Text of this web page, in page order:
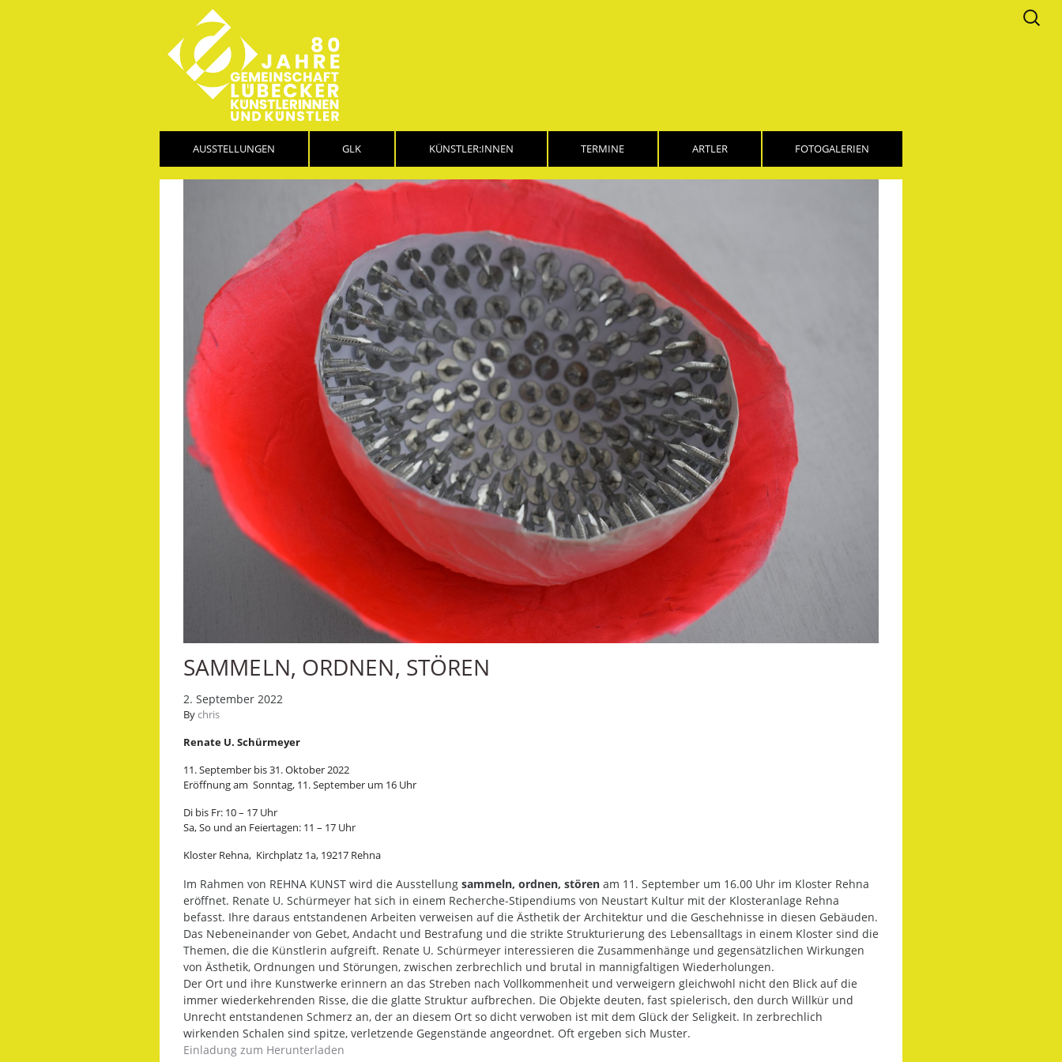
Suchen
nach:
AUSSTELLUNGEN GLK KÜNSTLER:INNEN TERMINE ARTLER FOTOGALERIEN
SAMMELN, ORDNEN, STÖREN
2. September 2022
Bychris
Renate U. Schürmeyer
11. September bis 31. Oktober 2022
Eröffnung am Sonntag, 11. September um 16 Uhr
Di bis Fr: 10 – 17 Uhr
Sa, So und an Feiertagen: 11 – 17 Uhr
Kloster Rehna, Kirchplatz 1a, 19217 Rehna
Im Rahmen von REHNA KUNST wird die Ausstellung sammeln, ordnen, stören am 11. September um 16.00 Uhr im Kloster Rehna
eröffnet. Renate U. Schürmeyer hat sich in einem Recherche-Stipendiums von Neustart Kultur mit der Klosteranlage Rehna
befasst. Ihre daraus entstandenen Arbeiten verweisen auf die Ästhetik der Architektur und die Geschehnisse in diesen Gebäuden.
Das Nebeneinander von Gebet, Andacht und Bestrafung und die strikte Strukturierung des Lebensalltags in einem Kloster sind die
Themen, die die Künstlerin aufgreift. Renate U. Schürmeyer interessieren die Zusammenhänge und gegensätzlichen Wirkungen
von Ästhetik, Ordnungen und Störungen, zwischen zerbrechlich und brutal in mannigfaltigen Wiederholungen.
Der Ort und ihre Kunstwerke erinnern an das Streben nach Vollkommenheit und verweigern gleichwohl nicht den Blick auf die
immer wiederkehrenden Risse, die die glatte Struktur aufbrechen. Die Objekte deuten, fast spielerisch, den durch Willkür und
Unrecht entstandenen Schmerz an, der an diesem Ort so dicht verwoben ist mit dem Glück der Seligkeit. In zerbrechlich
wirkenden Schalen sind spitze, verletzende Gegenstände angeordnet. Oft ergeben sich Muster.
Einladung zum Herunterladen